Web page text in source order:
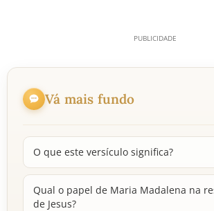
Vá mais fundo
O que este versículo significa?
Qual o papel de Maria Madalena na
de Jesus?